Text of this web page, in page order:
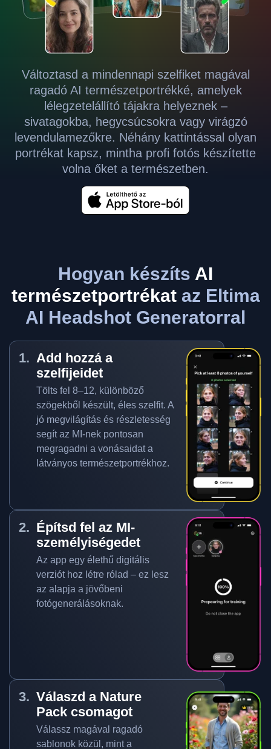
Változtasd a mindennapi szelfiket magával
ragadó AI természetportrékké, amelyek
lélegzetelállító tájakra helyeznek –
sivatagokba, hegycsúcsokra vagy virágzó
levendulamezőkre. Néhány kattintással olyan
portrékat kapsz, mintha profi fotós készítette
volna őket a természetben.
Hogyan készíts AI
természetportrékat az Eltima
AI Headshot Generatorral
Add hozzá a
szelfijeidet
Tölts fel 8–12, különböző
szögekből készült, éles szelfit. A
jó megvilágítás és részletesség
segít az MI-nek pontosan
megragadni a vonásaidat a
látványos természetportrékhoz.
Építsd fel az MI-
személyiségedet
Az app egy élethű digitális
verziót hoz létre rólad – ez lesz
az alapja a jövőbeni
fotógenerálásoknak.
Válaszd a Nature
Pack csomagot
Válassz magával ragadó
sablonok közül, mint a